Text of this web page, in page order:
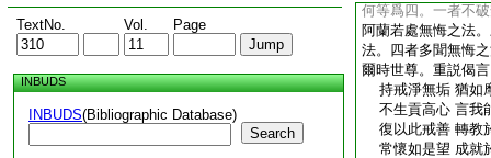
TextNo. Vol. Page
INBUDS
INBUDS(Bibliographic Database)
Search
何等爲四。一者不
阿蘭若處無悔之法
法。四者多聞無悔
爾時世尊。重説偈言
持戒淨無垢 猶如
不生貢高心 言我
復以此戒善 轉教
常懷如是望 成就